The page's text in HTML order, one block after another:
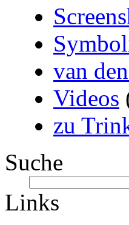
van
Videos
zu
Suche
Links